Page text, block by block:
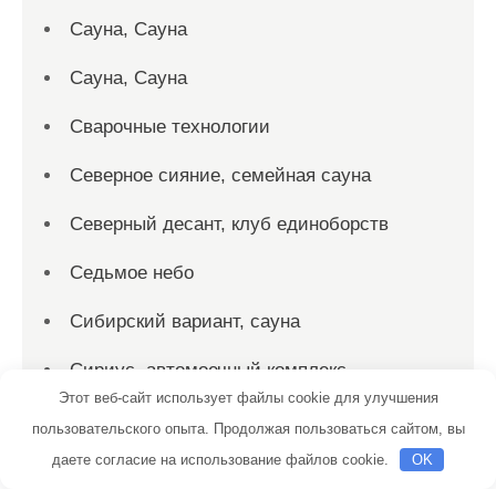
Сауна, Сауна
Сауна, Сауна
Сварочные технологии
Северное сияние, семейная сауна
Северный десант, клуб единоборств
Седьмое небо
Сибирский вариант, сауна
Сириус, автомоечный комплекс
Скиф, автомойка
Скиф, автомойка
Этот веб-сайт использует файлы cookie для улучшения
пользовательского опыта. Продолжая пользоваться сайтом, вы
даете согласие на использование файлов cookie.
OK